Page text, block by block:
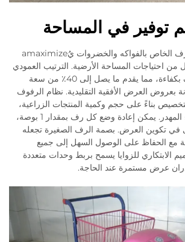
توفير في المساحة
التصميم الذكي لهذا الرف الخاص بالفواكه والخضروات يُamaximize
من احتياجات المساحة الأرضية. الترتيب العمودي
يستخدم ارتفاع السقف بكفاءة، مما يقدم ما يصل إلى 40٪ من سعة
بعروض العرض الأفقية التقليدية. نظام الرفوف
بناءً على حجم وكمية المنتجات الزراعية،
مما يminate الفضاء المهدر. يمكن إعادة وضع كل رف بمقدار 1 بوصة،
في تكوين العرض. بصمة الرف الصغيرة تجعله
مع الحفاظ على الوصول السهل إلى جميع
الابتكاري للزوايا يسمح بربط وحدات متعددة
عرض مستمرة عند الحاجة.